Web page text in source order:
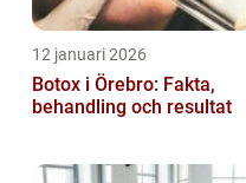
12 januari 2026
Botox i Örebro: Fakta,
behandling och resultat